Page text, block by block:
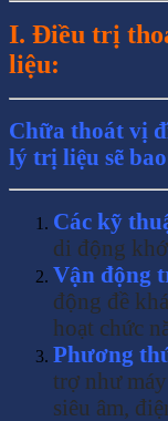
I. Điều trị
liệu:
Chữa thoát vị
lý trị liệu sẽ
Các kỹ
di động
Vận động
động đề
hoạt chức
Phương
trợ như
siêu âm,